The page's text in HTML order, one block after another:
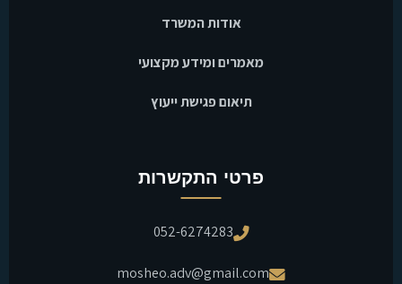
אודות המשרד
מאמרים ומידע מקצועי
תיאום פגישת ייעוץ
פרטי התקשרות
052-6274283
mosheo.adv@gmail.com